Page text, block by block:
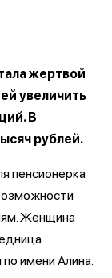
жертвой
увеличить
В
рублей.
пенсионерка
Женщина
имени Алина.